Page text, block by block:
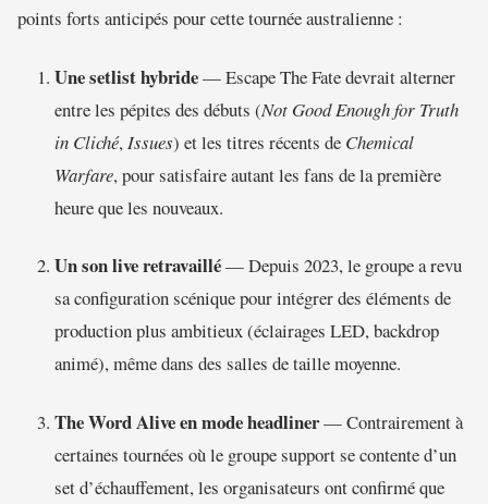
points forts anticipés pour cette tournée australienne :
Une setlist hybride— Escape The Fate devrait alterner
entre les pépites des débuts (Not Good Enough for Truth
in Cliché,Issues) et les titres récents de Chemical
Warfare, pour satisfaire autant les fans de la première
heure que les nouveaux.
Un son live retravaillé— Depuis 2023, le groupe a revu
sa configuration scénique pour intégrer des éléments de
production plus ambitieux (éclairages LED, backdrop
animé), même dans des salles de taille moyenne.
The Word Alive en mode headliner— Contrairement à
certaines tournées où le groupe support se contente d’un
set d’échauffement, les organisateurs ont confirmé que